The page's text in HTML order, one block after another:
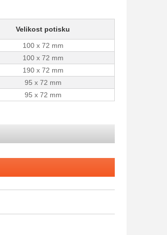
Velikost potisku
100 x 72 mm
100 x 72 mm
190 x 72 mm
95 x 72 mm
95 x 72 mm